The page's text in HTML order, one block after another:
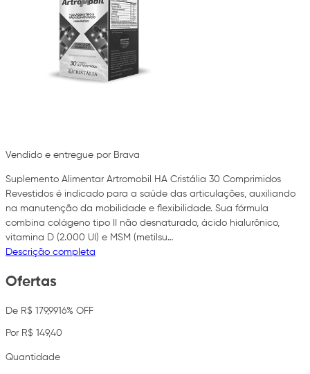
Vendido e entregue por Brava
Suplemento Alimentar Artromobil HA Cristália 30 Comprimidos
Revestidos é indicado para a saúde das articulações, auxiliando
na manutenção da mobilidade e flexibilidade. Sua fórmula
combina colágeno tipo II não desnaturado, ácido hialurônico,
vitamina D (2.000 UI) e MSM (metilsu…
Descrição completa
Ofertas
De R$ 179,9916% OFF
Por R$ 149,40
Quantidade